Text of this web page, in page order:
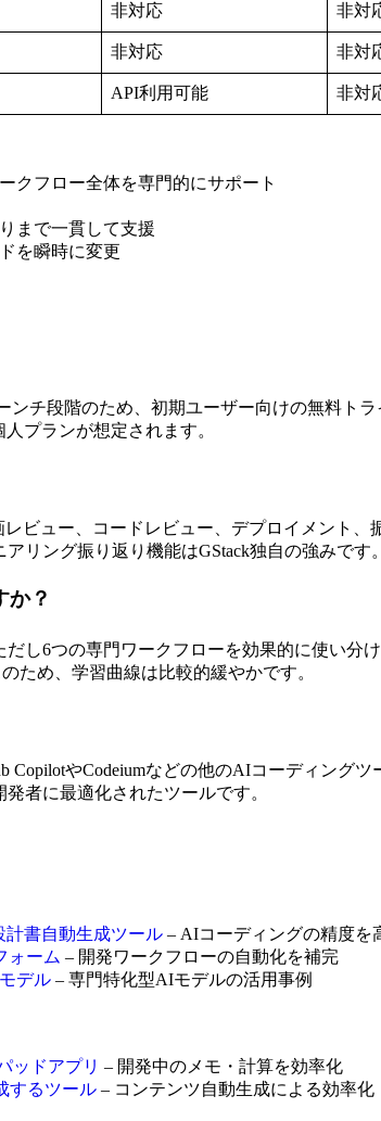
非対応 非対
非対応 非対
API利用可能 非対
クフロー全体を専門的にサポート
まで一貫して支援
を瞬時に変更
ンチ段階のため、初期ユーザー向けの無料ト
プランが想定されます。
ビュー、コードレビュー、デプロイメント
リング振り返り機能はGStack独自の強みです。
か？
し6つの専門ワークフローを効果的に使い分
ため、学習曲線は比較的緩やかです。
CopilotやCodeiumなどの他のAIコーディング
者に最適化されたツールです。
計書自動生成ツール – AIコーディングの精度を
ォーム – 開発ワークフローの自動化を補完
デル – 専門特化型AIモデルの活用事例
ッドアプリ – 開発中のメモ・計算を効率化
するツール – コンテンツ自動生成による効率化